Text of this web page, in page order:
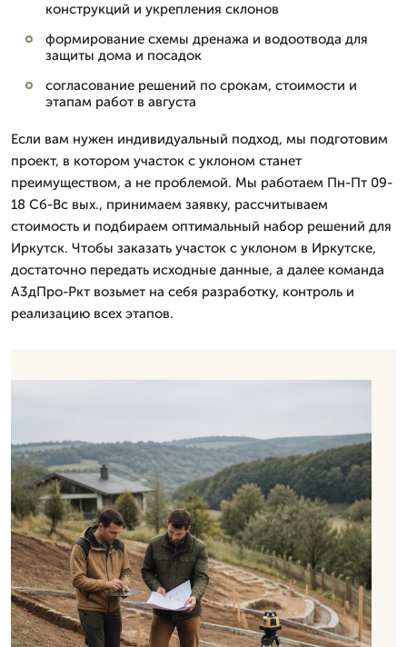
конструкций и укрепления склонов
формирование схемы дренажа и водоотвода для
защиты дома и посадок
согласование решений по срокам, стоимости и
этапам работ в августа
Если вам нужен индивидуальный подход, мы подготовим
проект, в котором участок с уклоном станет
преимуществом, а не проблемой. Мы работаем Пн-Пт 09-
18 Сб-Вс вых., принимаем заявку, рассчитываем
стоимость и подбираем оптимальный набор решений для
Иркутск. Чтобы заказать участок с уклоном в Иркутске,
достаточно передать исходные данные, а далее команда
А3дПро-Ркт возьмет на себя разработку, контроль и
реализацию всех этапов.